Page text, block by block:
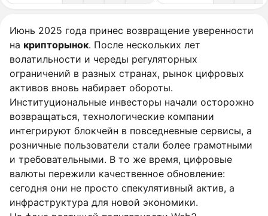
Июнь 2025 года принес возвращение уверенности
на крипторынок. После нескольких лет
волатильности и череды регуляторных
ограничений в разных странах, рынок цифровых
активов вновь набирает обороты.
Институциональные инвесторы начали осторожно
возвращаться, технологические компании
интегрируют блокчейн в повседневные сервисы, а
розничные пользователи стали более грамотными
и требовательными. В то же время, цифровые
валюты пережили качественное обновление:
сегодня они не просто спекулятивный актив, а
инфраструктура для новой экономики.